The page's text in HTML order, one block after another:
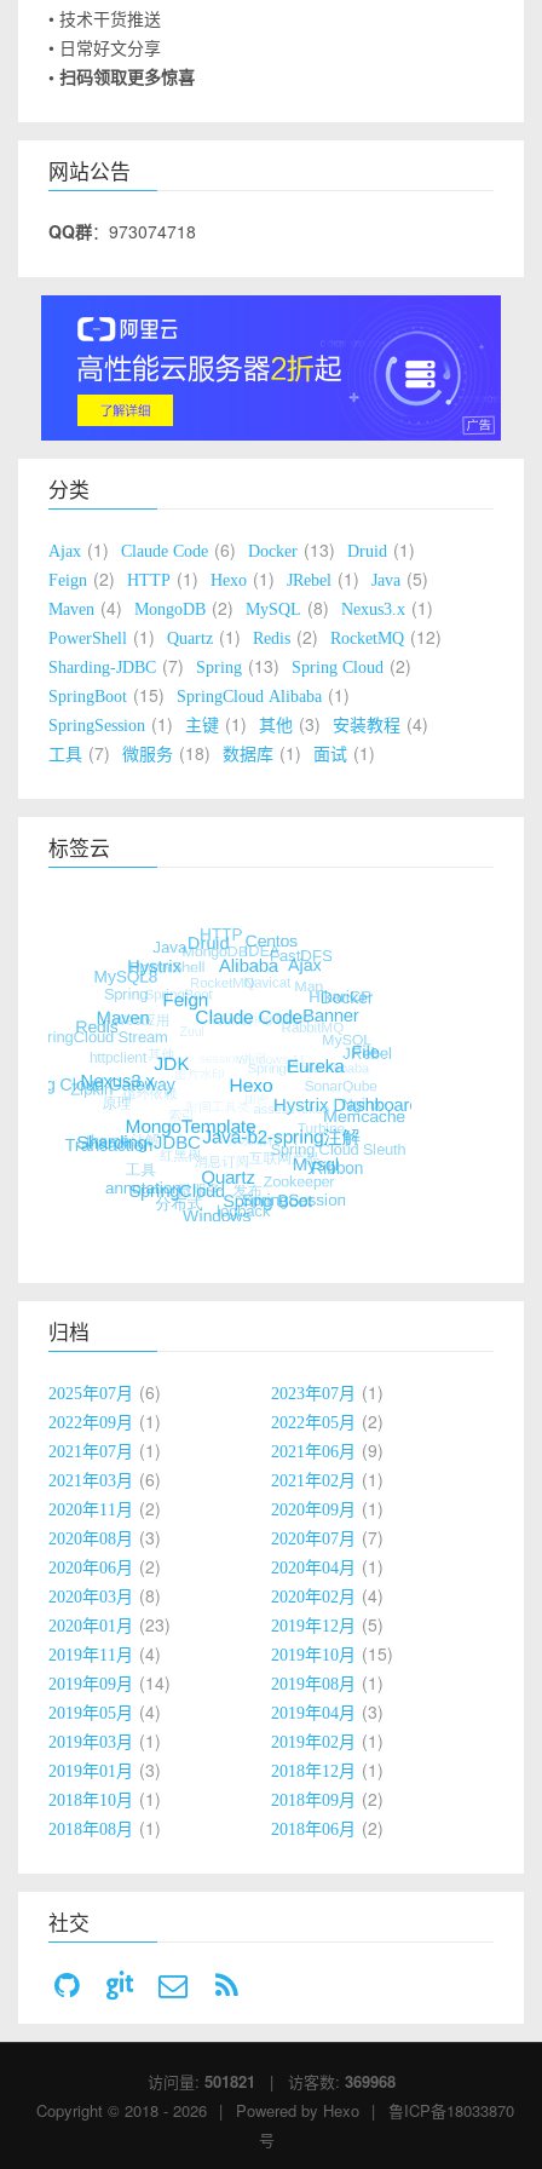
• 技术干货推送
• 日常好文分享
• 扫码领取更多惊喜
网站公告
QQ群：973074718
分类
Ajax 1 Claude Code 6 Docker 13 Druid 1
Feign 2 HTTP 1 Hexo 1 JRebel 1 Java 5
Maven 4 MongoDB 2 MySQL 8 Nexus3.x 1
PowerShell 1 Quartz 1 Redis 2 RocketMQ 12
Sharding-JDBC 7 Spring 13 Spring Cloud 2
SpringBoot 15 SpringCloud Alibaba 1
SpringSession 1 主键 1 其他 3 安装教程 4
工具 7 微服务 18 数据库 1 面试 1
标签云
归档
2025年07月 6 2023年07月 1
2022年09月 1 2022年05月 2
2021年07月 1 2021年06月 9
2021年03月 6 2021年02月 1
2020年11月 2 2020年09月 1
2020年08月 3 2020年07月 7
2020年06月 2 2020年04月 1
2020年03月 8 2020年02月 4
2020年01月 23 2019年12月 5
2019年11月 4 2019年10月 15
2019年09月 14 2019年08月 1
2019年05月 4 2019年04月 3
2019年03月 1 2019年02月 1
2019年01月 3 2018年12月 1
2018年10月 1 2018年09月 2
2018年08月 1 2018年06月 2
社交
访问量: 501821 | 访客数: 369968
Copyright © 2018 - 2026 | Powered by Hexo |
鲁ICP备18033870
号